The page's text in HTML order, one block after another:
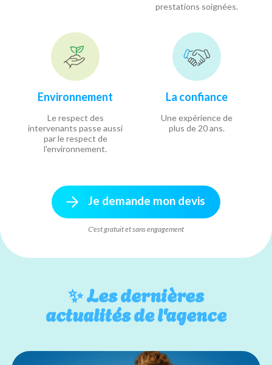
prestations soignées.
Environnement
Le respect des
intervenants passe aussi
par le respect de
l'environnement.
La confiance
Une expérience de
plus de 20 ans.
Je demande mon devis
C'est gratuit et sans engagement
✨Les dernières
actualités de l'agence